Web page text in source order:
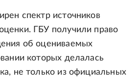
спектр источников
ГБУ получили право
об оцениваемых
которых делалась
не только из официальных